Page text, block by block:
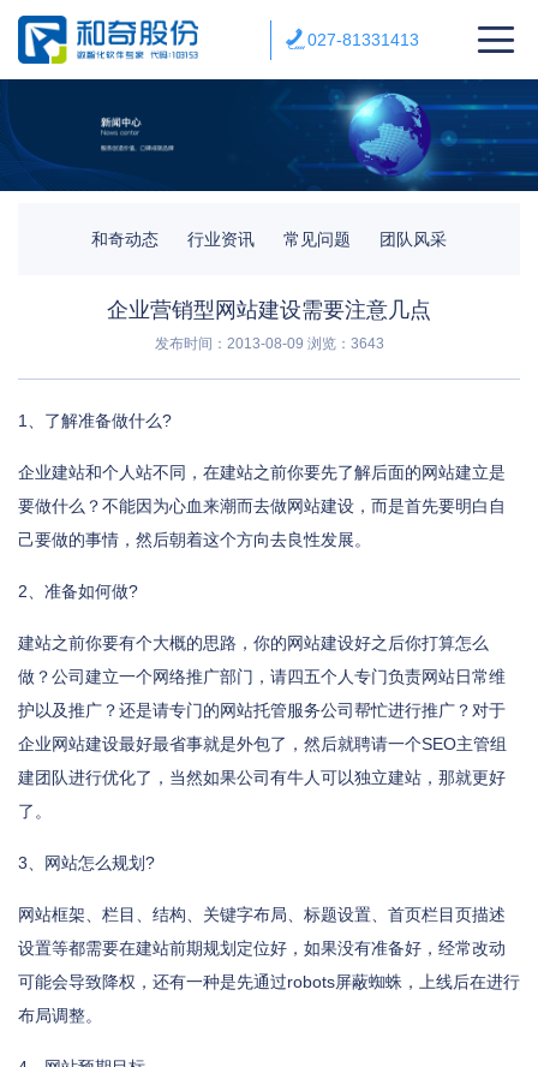
027-81331413
和奇动态 行业资讯 常见问题 团队风采
企业营销型网站建设需要注意几点
发布时间：2013-08-09 浏览：3643
1、了解准备做什么?
企业建站和个人站不同，在建站之前你要先了解后面的网站建立是
要做什么？不能因为心血来潮而去做网站建设，而是首先要明白自
己要做的事情，然后朝着这个方向去良性发展。
2、准备如何做?
建站之前你要有个大概的思路，你的网站建设好之后你打算怎么
做？公司建立一个网络推广部门，请四五个人专门负责网站日常维
护以及推广？还是请专门的网站托管服务公司帮忙进行推广？对于
企业网站建设最好最省事就是外包了，然后就聘请一个SEO主管组
建团队进行优化了，当然如果公司有牛人可以独立建站，那就更好
了。
3、网站怎么规划?
网站框架、栏目、结构、关键字布局、标题设置、首页栏目页描述
设置等都需要在建站前期规划定位好，如果没有准备好，经常改动
可能会导致降权，还有一种是先通过robots屏蔽蜘蛛，上线后在进行
布局调整。